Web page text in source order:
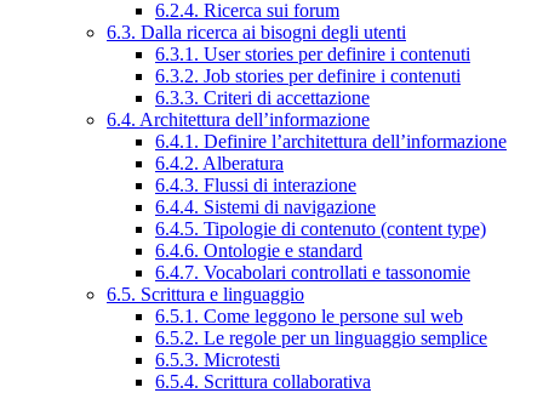
6.2.4. Ricerca sui forum
6.3. Dalla ricerca ai bisogni degli utenti
6.3.1. User stories per definire i contenuti
6.3.2. Job stories per definire i contenuti
6.3.3. Criteri di accettazione
6.4. Architettura dell’informazione
6.4.1. Definire l’architettura dell’informazione
6.4.2. Alberatura
6.4.3. Flussi di interazione
6.4.4. Sistemi di navigazione
6.4.5. Tipologie di contenuto (content type)
6.4.6. Ontologie e standard
6.4.7. Vocabolari controllati e tassonomie
6.5. Scrittura e linguaggio
6.5.1. Come leggono le persone sul web
6.5.2. Le regole per un linguaggio semplice
6.5.3. Microtesti
6.5.4. Scrittura collaborativa